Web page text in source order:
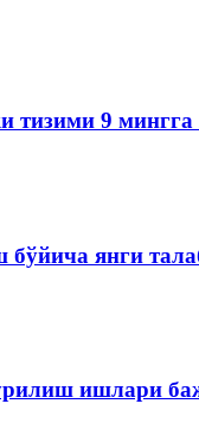
9
янги
ишлари